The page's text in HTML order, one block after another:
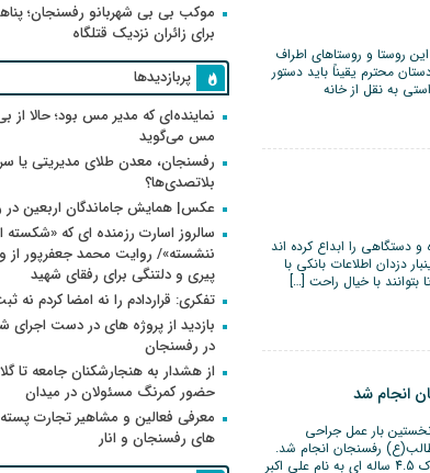
روستا و روستاهای اطراف
محترم یقیناً باید دستور
به نقل از خانه
و دستگاهی را ابداع کرده اند
دزدان اطلاعات بانکی با
با خیال راحت […]
بار عمل جراحی
علی ابن ابیطالب(ع) رفسنجان انجام شد.
عبدالحمید عمویی در این رابطه به خبرنگار مهر اظهار داشت: بیمار کودک 4.5 ساله ای به نام علی اکبر
موکب بی بی شهربانو رفسنجان؛
برای زائران نزدیک قتلگاه
پربازدیدها
نماینده‌ای که مدیر مس بود؛ حالا از
مس می‌گوید
رفسنجان، معدن طلای مدیریتی یا
بلاتصدی‌ها؟
عکس| همایش جاماندگان اربعین در
سالروز اسارت رزمنده ای که «شکسته
پیری و دلتنگی برای رفقای شهید
تفکری: قراردادم را نه امضا کردم نه
بازدید از پروژه های در دست
در رفسنجان
از هشدار به هنجارشکنان جامعه تا
حضور کمرنگ مسئولان در میدان
معرفی فعالین و مشاهیر تجارت
های رفسنجان و انار